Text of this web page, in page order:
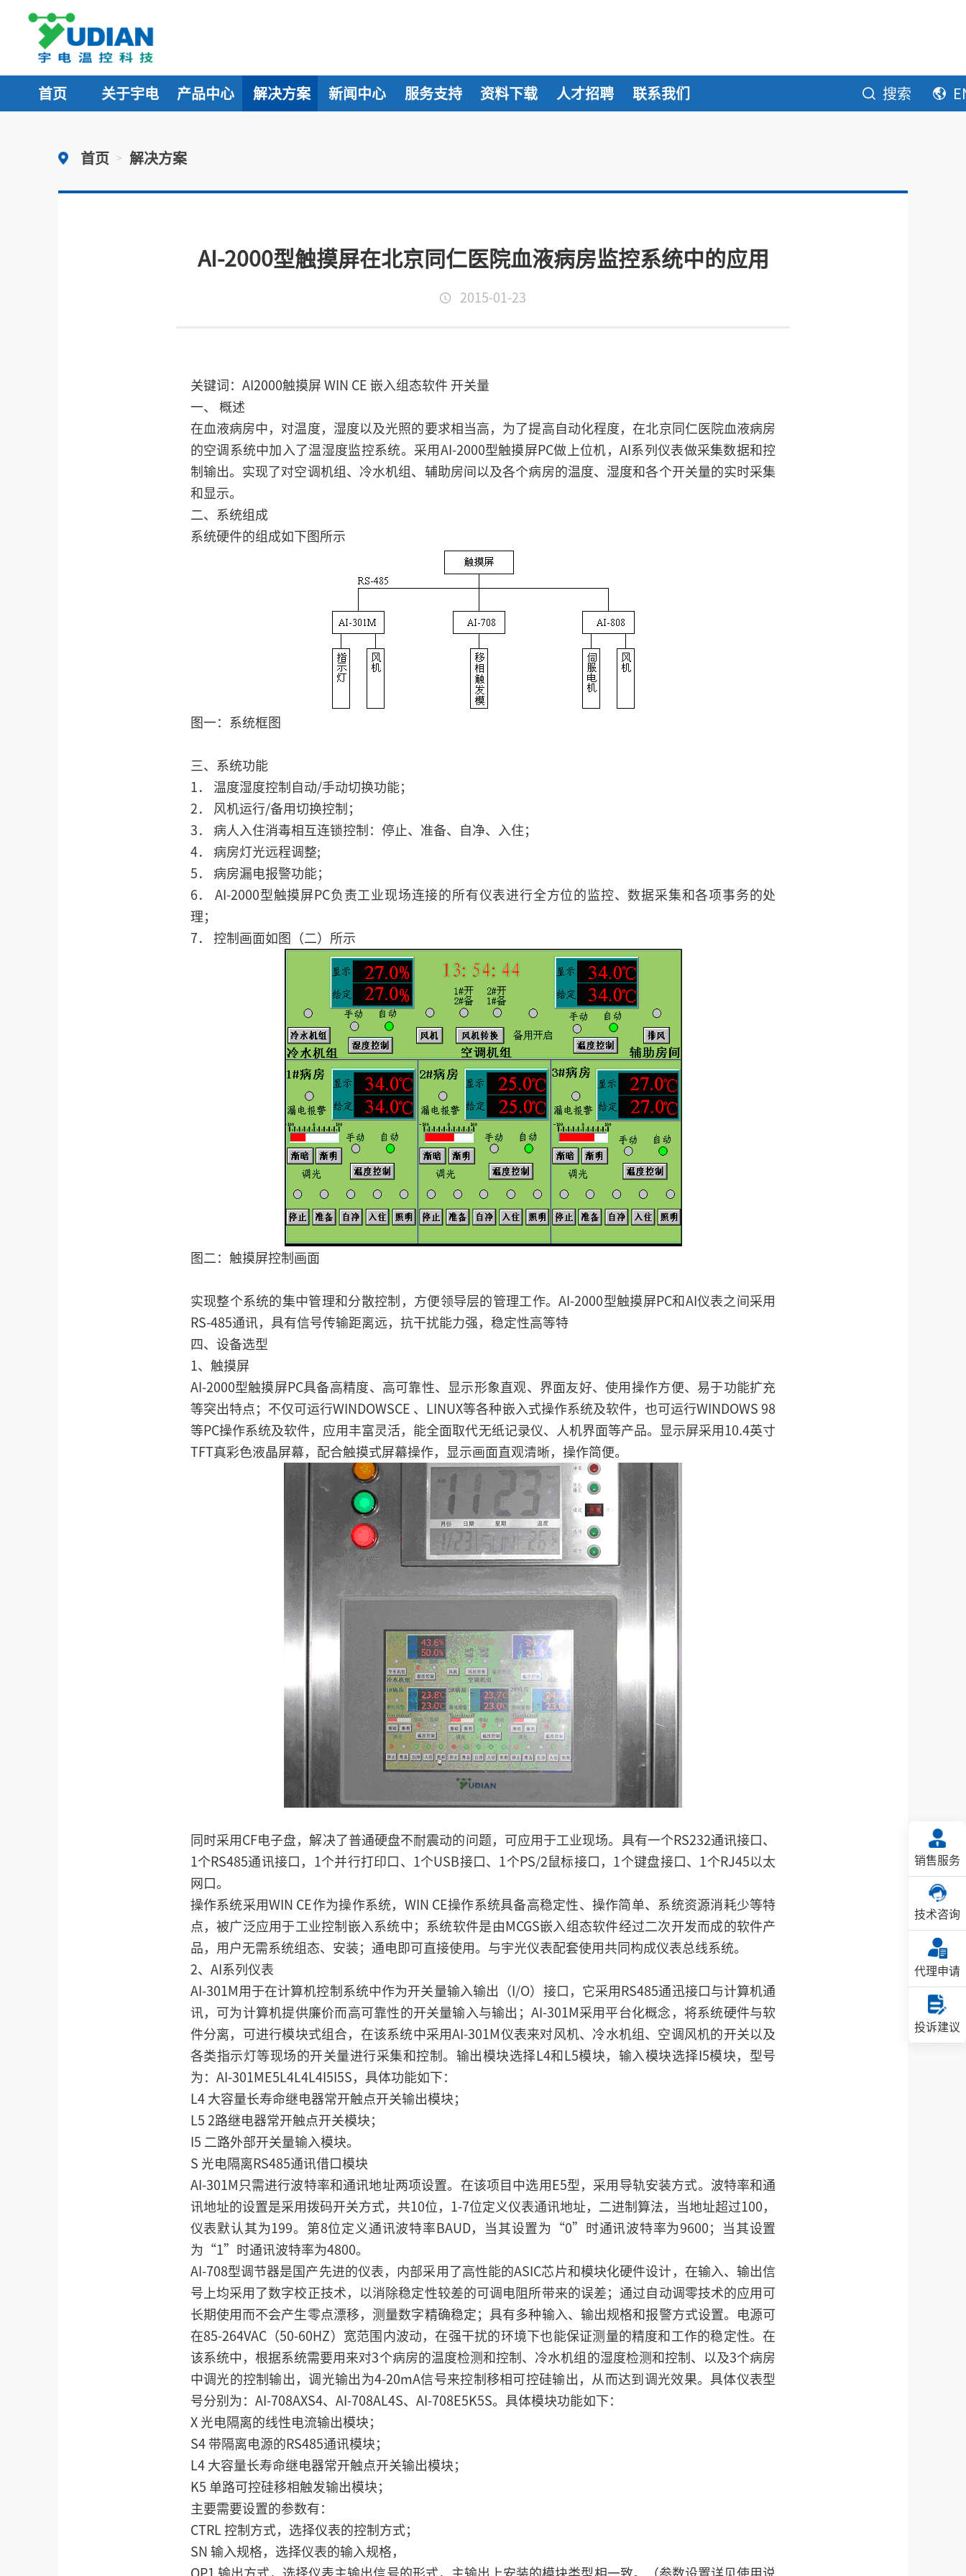
首页 关于宇电 产品中心 解决方案 新闻中心 服务支持 资料下载 人才招聘 联系我们 搜索
首页 > 解决方案
AI-2000型触摸屏在北京同仁医院血液病房监控系统中的应用
2015-01-23
关键词：AI2000触摸屏 WIN CE 嵌入组态软件 开关量
一、 概述
在血液病房中，对温度，湿度以及光照的要求相当高，为了提高自动化程度，在北京同仁医院血液病房
的空调系统中加入了温湿度监控系统。采用AI-2000型触摸屏PC做上位机，AI系列仪表做采集数据和控
制输出。实现了对空调机组、冷水机组、辅助房间以及各个病房的温度、湿度和各个开关量的实时采集
和显示。
二、系统组成
系统硬件的组成如下图所示
图一：系统框图
三、系统功能
1． 温度湿度控制自动/手动切换功能；
2． 风机运行/备用切换控制；
3． 病人入住消毒相互连锁控制：停止、准备、自净、入住；
4． 病房灯光远程调整;
5． 病房漏电报警功能；
6． AI-2000型触摸屏PC负责工业现场连接的所有仪表进行全方位的监控、数据采集和各项事务的处
理；
7． 控制画面如图（二）所示
图二：触摸屏控制画面
实现整个系统的集中管理和分散控制，方便领导层的管理工作。AI-2000型触摸屏PC和AI仪表之间采用
RS-485通讯，具有信号传输距离远，抗干扰能力强，稳定性高等特
四、设备选型
1、触摸屏
AI-2000型触摸屏PC具备高精度、高可靠性、显示形象直观、界面友好、使用操作方便、易于功能扩充
等突出特点；不仅可运行WINDOWSCE 、LINUX等各种嵌入式操作系统及软件，也可运行WINDOWS 98
等PC操作系统及软件，应用丰富灵活，能全面取代无纸记录仪、人机界面等产品。显示屏采用10.4英寸
TFT真彩色液晶屏幕，配合触摸式屏幕操作，显示画面直观清晰，操作简便。
同时采用CF电子盘，解决了普通硬盘不耐震动的问题，可应用于工业现场。具有一个RS232通讯接口、
1个RS485通讯接口，1个并行打印口、1个USB接口、1个PS/2鼠标接口，1个键盘接口、1个RJ45以太
网口。
操作系统采用WIN CE作为操作系统，WIN CE操作系统具备高稳定性、操作简单、系统资源消耗少等特
点，被广泛应用于工业控制嵌入系统中；系统软件是由MCGS嵌入组态软件经过二次开发而成的软件产
品，用户无需系统组态、安装；通电即可直接使用。与宇光仪表配套使用共同构成仪表总线系统。
2、AI系列仪表
AI-301M用于在计算机控制系统中作为开关量输入输出（I/O）接口，它采用RS485通迅接口与计算机通
讯，可为计算机提供廉价而高可靠性的开关量输入与输出；AI-301M采用平台化概念，将系统硬件与软
件分离，可进行模块式组合，在该系统中采用AI-301M仪表来对风机、冷水机组、空调风机的开关以及
各类指示灯等现场的开关量进行采集和控制。输出模块选择L4和L5模块，输入模块选择I5模块，型号
为：AI-301ME5L4L4L4I5I5S，具体功能如下：
L4 大容量长寿命继电器常开触点开关输出模块；
L5 2路继电器常开触点开关模块；
I5 二路外部开关量输入模块。
S 光电隔离RS485通讯借口模块
AI-301M只需进行波特率和通讯地址两项设置。在该项目中选用E5型，采用导轨安装方式。波特率和通
讯地址的设置是采用拨码开关方式，共10位，1-7位定义仪表通讯地址，二进制算法，当地址超过100，
仪表默认其为199。第8位定义通讯波特率BAUD，当其设置为“0”时通讯波特率为9600；当其设置
为“1”时通讯波特率为4800。
AI-708型调节器是国产先进的仪表，内部采用了高性能的ASIC芯片和模块化硬件设计，在输入、输出信
号上均采用了数字校正技术，以消除稳定性较差的可调电阻所带来的误差；通过自动调零技术的应用可
长期使用而不会产生零点漂移，测量数字精确稳定；具有多种输入、输出规格和报警方式设置。电源可
在85-264VAC（50-60HZ）宽范围内波动，在强干扰的环境下也能保证测量的精度和工作的稳定性。在
该系统中，根据系统需要用来对3个病房的温度检测和控制、冷水机组的湿度检测和控制、以及3个病房
中调光的控制输出，调光输出为4-20mA信号来控制移相可控硅输出，从而达到调光效果。具体仪表型
号分别为：AI-708AXS4、AI-708AL4S、AI-708E5K5S。具体模块功能如下：
X 光电隔离的线性电流输出模块；
S4 带隔离电源的RS485通讯模块；
L4 大容量长寿命继电器常开触点开关输出模块；
K5 单路可控硅移相触发输出模块；
主要需要设置的参数有：
CTRL 控制方式，选择仪表的控制方式；
SN 输入规格，选择仪表的输入规格，
OP1 输出方式，选择仪表主输出信号的形式，主输出上安装的模块类型相一致。（参数设置详见使用说
销售服务
技术咨询
代理申请
投诉建议